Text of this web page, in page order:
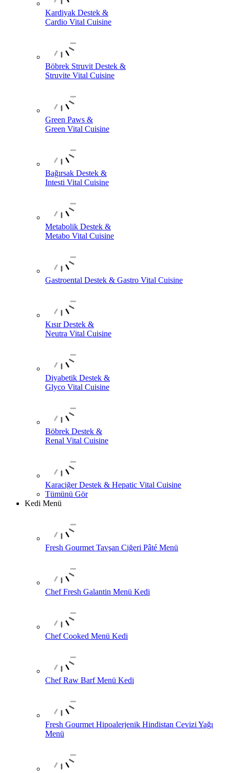
Kardiyak Destek &
Cardio Vital Cuisine
Böbrek Struvit Destek &
Struvite Vital Cuisine
Green Paws &
Green Vital Cuisine
Bağırsak Destek &
Intesti Vital Cuisine
Metabolik Destek &
Metabo Vital Cuisine
Gastroental Destek & Gastro Vital Cuisine
Kısır Destek &
Neutra Vital Cuisine
Diyabetik Destek &
Glyco Vital Cuisine
Böbrek Destek &
Renal Vital Cuisine
Karaciğer Destek & Hepatic Vital Cuisine
Tümünü Gör
Kedi Menü
Fresh Gourmet Tavşan Ciğeri Pâté Menü
Chef Fresh Galantin Menü Kedi
Chef Cooked Menü Kedi
Chef Raw Barf Menü Kedi
Fresh Gourmet Hipoalerjenik Hindistan Cevizi Yağı
Menü